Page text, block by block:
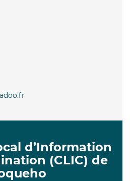
d’Information
(CLIC) de